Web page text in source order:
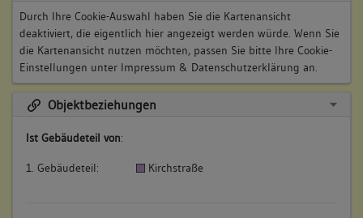
Durch Ihre Cookie-Auswahl haben Sie die Kartenansicht
deaktiviert, die eigentlich hier angezeigt werden würde. Wenn Sie
die Kartenansicht nutzen möchten, passen Sie bitte Ihre Cookie-
Einstellungen unter Impressum & Datenschutzerklärung an.
Objektbeziehungen
Ist Gebäudeteil von:
1. Gebäudeteil: Kirchstraße